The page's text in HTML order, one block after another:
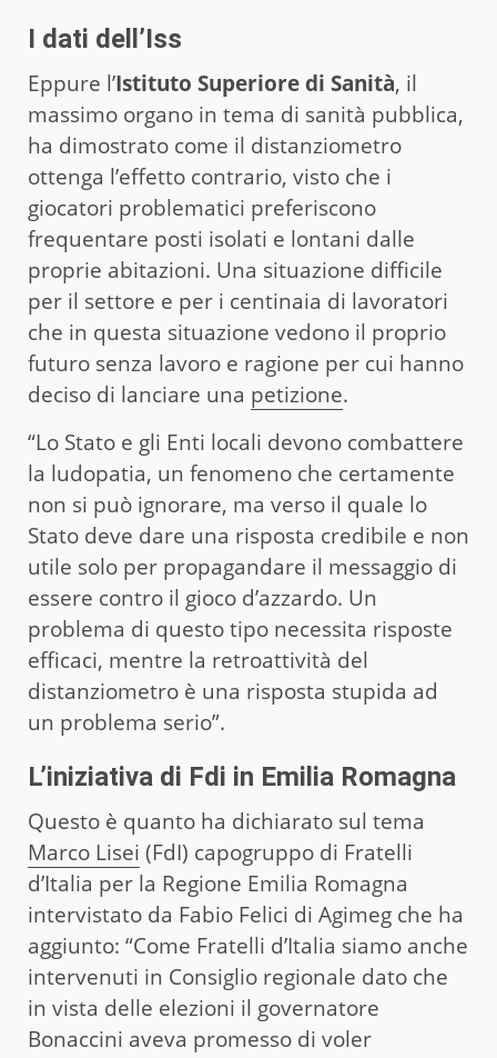
I dati dell’Iss
Eppure l’Istituto Superiore di Sanità, il
massimo organo in tema di sanità pubblica,
ha dimostrato come il distanziometro
ottenga l’effetto contrario, visto che i
giocatori problematici preferiscono
frequentare posti isolati e lontani dalle
proprie abitazioni. Una situazione difficile
per il settore e per i centinaia di lavoratori
che in questa situazione vedono il proprio
futuro senza lavoro e ragione per cui hanno
deciso di lanciare una petizione.
“Lo Stato e gli Enti locali devono combattere
la ludopatia, un fenomeno che certamente
non si può ignorare, ma verso il quale lo
Stato deve dare una risposta credibile e non
utile solo per propagandare il messaggio di
essere contro il gioco d’azzardo. Un
problema di questo tipo necessita risposte
efficaci, mentre la retroattività del
distanziometro è una risposta stupida ad
un problema serio”.
L’iniziativa di Fdi in Emilia Romagna
Questo è quanto ha dichiarato sul tema
Marco Lisei (FdI) capogruppo di Fratelli
d’Italia per la Regione Emilia Romagna
intervistato da Fabio Felici di Agimeg che ha
aggiunto: “Come Fratelli d’Italia siamo anche
intervenuti in Consiglio regionale dato che
in vista delle elezioni il governatore
Bonaccini aveva promesso di voler